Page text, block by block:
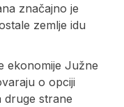
značajno je
zemlje idu
ekonomije Južne
o opciji
druge strane